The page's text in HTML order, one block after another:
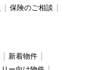
保険のご相談
新着物件